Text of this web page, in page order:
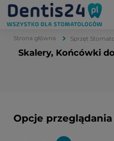
Strona główna Sprzęt
Skalery, Końcówki
Opcje przeglądania